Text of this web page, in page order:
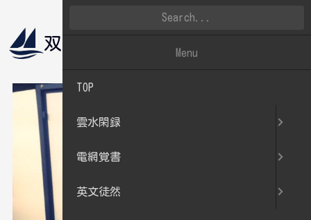
双帆遠影
Menu
TOP
雲水閑録
電網覚書
英文徒然